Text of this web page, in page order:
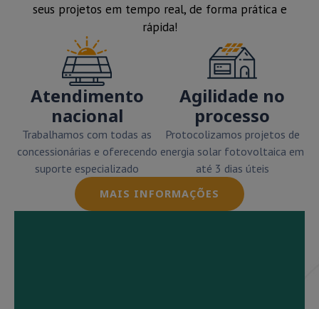
seus projetos em tempo real, de forma prática e
rápida!
Atendimento
nacional
Trabalhamos com todas as
concessionárias e oferecendo
suporte especializado
Agilidade no
processo
Protocolizamos projetos de
energia solar fotovoltaica em
até 3 dias úteis
MAIS INFORMAÇÕES